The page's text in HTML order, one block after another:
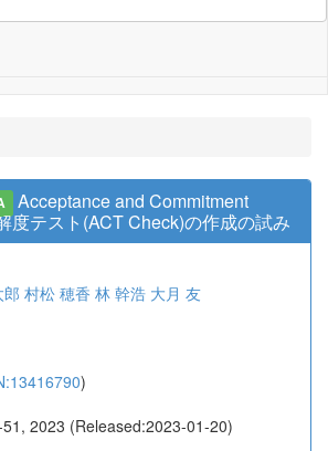
Acceptance and Commitment
度テスト(ACT Check)の作成の試み
郎 村松 穂香 林 幹浩 大月 友
)
2023 (Released:2023-01-20)